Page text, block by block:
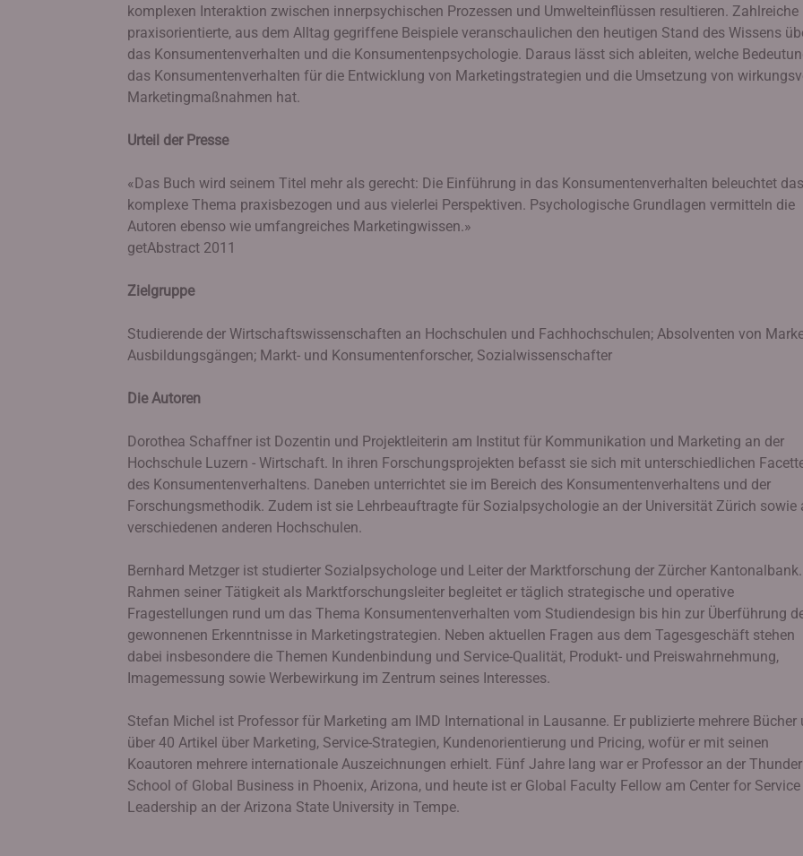
komplexen Interaktion zwischen innerpsychischen Prozessen und Umwelteinflüssen resultieren. Zahlreiche
praxisorientierte, aus dem Alltag gegriffene Beispiele veranschaulichen den heutigen Stand des Wissens
das Konsumentenverhalten und die Konsumentenpsychologie. Daraus lässt sich ableiten, welche
das Konsumentenverhalten für die Entwicklung von Marketingstrategien und die Umsetzung von
Marketingmaßnahmen hat.
Urteil der Presse
«Das Buch wird seinem Titel mehr als gerecht: Die Einführung in das Konsumentenverhalten beleuchtet das
komplexe Thema praxisbezogen und aus vielerlei Perspektiven. Psychologische Grundlagen vermitteln die
Autoren ebenso wie umfangreiches Marketingwissen.»
getAbstract 2011
Zielgruppe
Studierende der Wirtschaftswissenschaften an Hochschulen und Fachhochschulen; Absolventen von
Ausbildungsgängen; Markt- und Konsumentenforscher, Sozialwissenschafter
Die Autoren
Dorothea Schaffner ist Dozentin und Projektleiterin am Institut für Kommunikation und Marketing an der
Hochschule Luzern - Wirtschaft. In ihren Forschungsprojekten befasst sie sich mit unterschiedlichen
des Konsumentenverhaltens. Daneben unterrichtet sie im Bereich des Konsumentenverhaltens und der
Forschungsmethodik. Zudem ist sie Lehrbeauftragte für Sozialpsychologie an der Universität Zürich sowie
verschiedenen anderen Hochschulen.
Bernhard Metzger ist studierter Sozialpsychologe und Leiter der Marktforschung der Zürcher
Rahmen seiner Tätigkeit als Marktforschungsleiter begleitet er täglich strategische und operative
Fragestellungen rund um das Thema Konsumentenverhalten vom Studiendesign bis hin zur Überführung
gewonnenen Erkenntnisse in Marketingstrategien. Neben aktuellen Fragen aus dem Tagesgeschäft stehen
dabei insbesondere die Themen Kundenbindung und Service-Qualität, Produkt- und Preiswahrnehmung,
Imagemessung sowie Werbewirkung im Zentrum seines Interesses.
Stefan Michel ist Professor für Marketing am IMD International in Lausanne. Er publizierte mehrere Bücher
über 40 Artikel über Marketing, Service-Strategien, Kundenorientierung und Pricing, wofür er mit seinen
Koautoren mehrere internationale Auszeichnungen erhielt. Fünf Jahre lang war er Professor an der
School of Global Business in Phoenix, Arizona, und heute ist er Global Faculty Fellow am Center for Service
Leadership an der Arizona State University in Tempe.